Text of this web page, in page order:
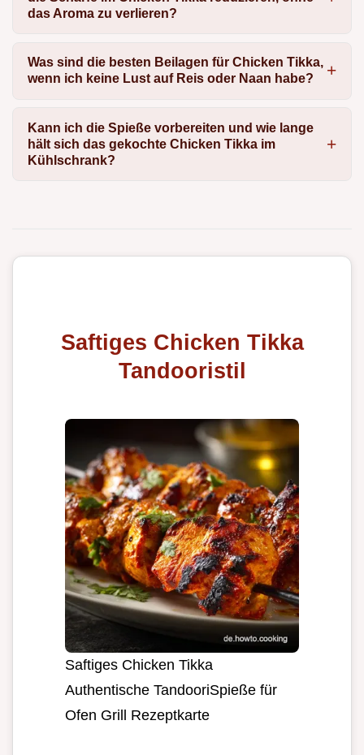
das Aroma zu verlieren?
Was sind die besten Beilagen für Chicken Tikka,
wenn ich keine Lust auf Reis oder Naan habe?
Kann ich die Spieße vorbereiten und wie lange
hält sich das gekochte Chicken Tikka im
Kühlschrank?
Saftiges Chicken Tikka
Tandooristil
Saftiges Chicken Tikka
Authentische TandooriSpieße für
Ofen Grill Rezeptkarte